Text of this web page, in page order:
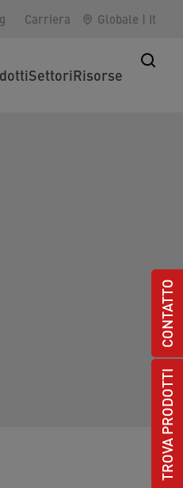
Carriera Globale | It
SettoriRisorse
TROVA PRODOTTI
CONTATTO